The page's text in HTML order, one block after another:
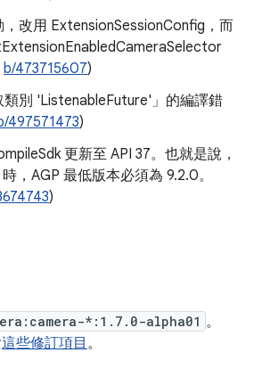
改用 ExtensionSessionConfig，而
b/473715607)
類別 'ListenableFuture'」的編譯錯
497571473)
更新至 API 37。也就是說，
，AGP 最低版本必須為 9.2.0。
)
*:1.7.0-alpha01 。
這些修訂項目 。